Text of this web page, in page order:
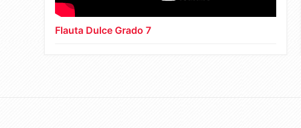
Flauta Dulce Grado 7